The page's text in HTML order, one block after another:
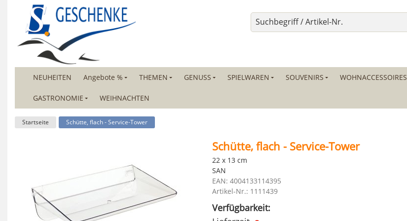
NEUHEITEN Angebote % THEMEN GENUSS SPIELWAREN SOUVENIRS WOHNACCESSOIRES
GASTRONOMIE WEIHNACHTEN
Startseite Schütte, flach - Service-Tower
Schütte, flach - Service-Tower
22 x 13 cm
SAN
EAN: 4004133114395
Artikel-Nr.: 1111439
Verfügbarkeit: